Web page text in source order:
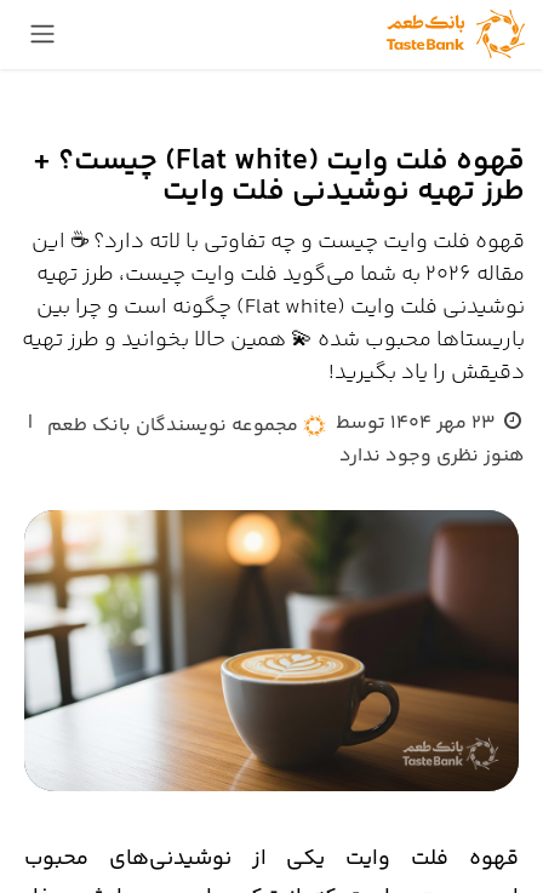
Skip to Content
قهوه فلت وایت (Flat white) چیست؟ +
طرز تهیه نوشیدنی فلت وایت
قهوه فلت وایت چیست و چه تفاوتی با لاته دارد؟ ☕ این
مقاله 2026 به شما می‌گوید فلت وایت چیست، طرز تهیه
نوشیدنی فلت وایت (Flat white) چگونه است و چرا بین
باریستاها محبوب شده 💫 همین حالا بخوانید و طرز تهیه
دقیقش را یاد بگیرید!
23 مهر 1404 توسط مجموعه نویسندگان بانک طعم |
هنوز نظری وجود ندارد
قهوه فلت وایت یکی از نوشیدنی‌های محبوب